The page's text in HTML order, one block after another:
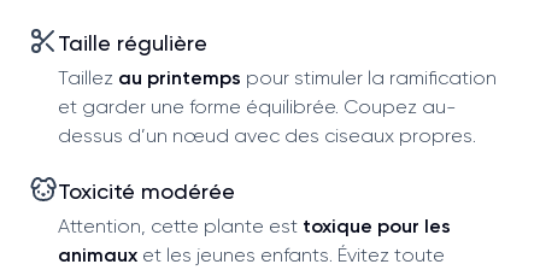
Taille régulière
Taillez au printemps pour stimuler la ramification
et garder une forme équilibrée. Coupez au-
dessus d’un nœud avec des ciseaux propres.
Toxicité modérée
Attention, cette plante est toxique pour les
animaux et les jeunes enfants. Évitez toute